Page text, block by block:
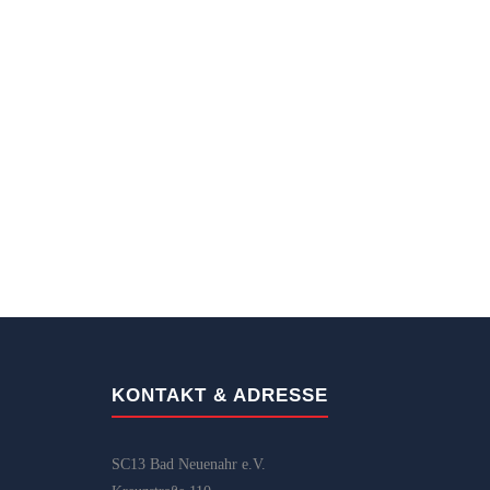
KONTAKT & ADRESSE
SC13 Bad Neuenahr e.V.